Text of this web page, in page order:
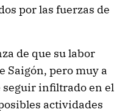
por las fuerzas de
de que su labor
Saigón, pero muy a
seguir infiltrado en el
actividades